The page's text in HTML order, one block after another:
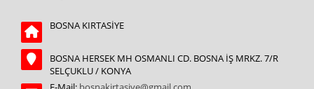
BOSNA KIRTASİYE
BOSNA HERSEK MH OSMANLI CD. BOSNA İŞ MRKZ. 7/R
SELÇUKLU / KONYA